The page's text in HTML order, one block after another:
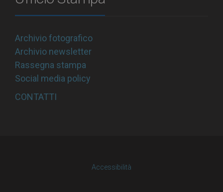
Archivio fotografico
Archivio newsletter
Rassegna stampa
Social media policy
CONTATTI
Accessibilità